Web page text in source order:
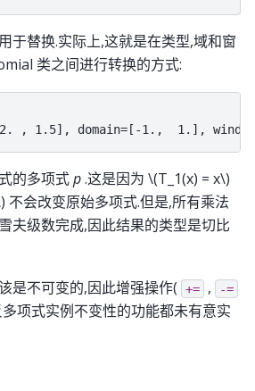
于替换.实际上,这就是在类型,域和窗
类之间进行转换的方式:
2. , 1.5], domain=[-1.,  1.],
的多项式p.这是因为 \(T_1(x) = x\)
不会改变原始多项式.但是,所有乘法
夫级数完成,因此结果的类型是切比
是不可变的,因此增强操作( += , -=
项式实例不变性的功能都未有意实